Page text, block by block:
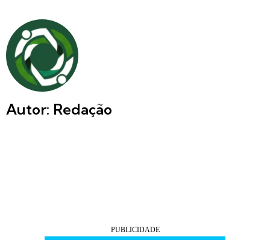
Autor: Redação